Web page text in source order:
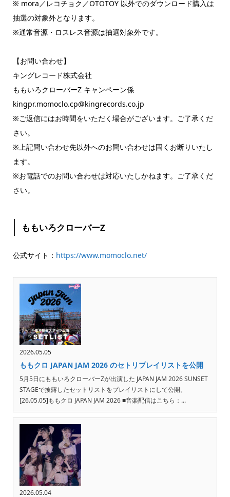
※ mora／レコチョク／OTOTOY 以外でのダウンロード購入は
抽選の対象外となります。
※通常音源・ロスレス音源は抽選対象外です。
【お問い合わせ】
キングレコード株式会社
ももいろクローバーZ キャンペーン係
kingpr.momoclo.cp@kingrecords.co.jp
※ご返信にはお時間をいただく場合がございます。ご了承くだ
さい。
※上記問い合わせ先以外へのお問い合わせは固くお断りいたし
ます。
※お電話でのお問い合わせは対応いたしかねます。ご了承くだ
さい。
ももいろクローバーZ
公式サイト： https://www.momoclo.net/
2026.05.05
ももクロ JAPAN JAM 2026 のセトリプレイリストを公開
5月5日にももいろクローバーZが出演した JAPAN JAM 2026 SUNSET
STAGEで披露したセットリストをプレイリストにして公開。
[26.05.05]ももクロ JAPAN JAM 2026 ■音楽配信はこちら：...
2026.05.04